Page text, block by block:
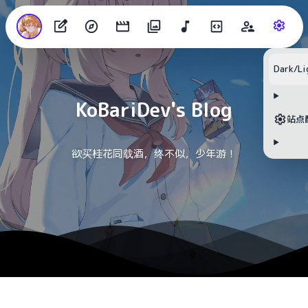
KoBariDev's Blog
欲买桂花同载酒，终不似，少年游！
Dark/
站点
目录
无可用标题